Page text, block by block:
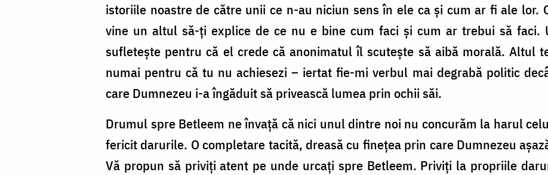
istoriile noastre de către unii ce n-au niciun sens în ele ca și cum ar fi ale lor.
vine un altul să-ți explice de ce nu e bine cum faci și cum ar trebui să faci.
sufletește pentru că el crede că anonimatul îl scutește să aibă morală. Altul
numai pentru că tu nu achiesezi – iertat fie-mi verbul mai degrabă politic
care Dumnezeu i-a îngăduit să privească lumea prin ochii săi.
Drumul spre Betleem ne învață că nici unul dintre noi nu concurăm la harul
fericit darurile. O completare tacită, dreasă cu finețea prin care Dumnezeu
Vă propun să priviți atent pe unde urcați spre Betleem. Priviți la propriile